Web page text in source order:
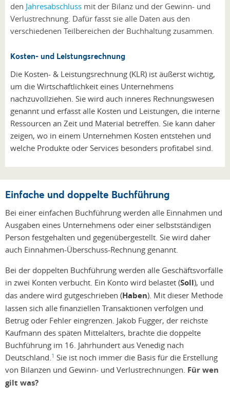
den Jahresabschluss mit der Bilanz und der Gewinn- und
Verlustrechnung. Dafür fasst sie alle Daten aus den
verschiedenen Teilbereichen der Buchhaltung zusammen.
Kosten- und Leistungsrechnung
Die Kosten- & Leistungsrechnung (KLR) ist äußerst wichtig,
um die Wirtschaftlichkeit eines Unternehmens
nachzuvollziehen. Sie wird auch inneres Rechnungswesen
genannt und erfasst alle Kosten und Leistungen, die interne
Ressourcen an Zeit und Material betreffen. Sie kann daher
zeigen, wo in einem Unternehmen Kosten entstehen und
welche Produkte oder Services besonders profitabel sind.
Einfache und doppelte Buchführung
Bei einer einfachen Buchführung werden alle Einnahmen und
Ausgaben eines Unternehmens oder einer selbstständigen
Person festgehalten und gegenübergestellt. Sie wird daher
auch Einnahmen-Überschuss-Rechnung genannt.
Bei der doppelten Buchführung werden alle Geschäftsvorfälle
in zwei Konten verbucht. Ein Konto wird belastet (Soll), und
das andere wird gutgeschrieben (Haben). Mit dieser Methode
lassen sich alle finanziellen Transaktionen verfolgen und
Betrug oder Fehler eingrenzen. Jakob Fugger, der reichste
Kaufmann des späten Mittelalters, brachte die doppelte
Buchführung im 16. Jahrhundert aus Venedig nach
Deutschland.1 Sie ist noch immer die Basis für die Erstellung
von Bilanzen und Gewinn- und Verlustrechnungen. Für wen
gilt was?